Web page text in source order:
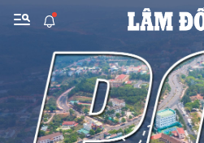
Gửi bình luận